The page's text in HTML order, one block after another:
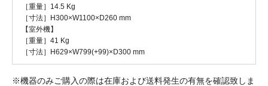
［重量］14.5 Kg
［寸法］H300×W1100×D260 mm
【室外機】
［重量］41 Kg
［寸法］H629×W799(+99)×D300 mm
※機器のみご購入の際は在庫および送料発生の有無を確認致しま